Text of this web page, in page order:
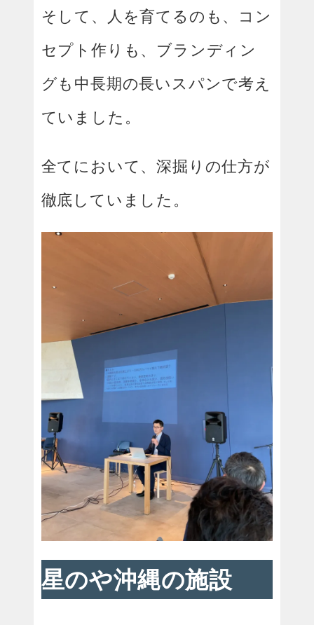
そして、人を育てるのも、コン
セプト作りも、ブランディン
グも中長期の長いスパンで考え
ていました。
全てにおいて、深掘りの仕方が
徹底していました。
星のや沖縄の施設